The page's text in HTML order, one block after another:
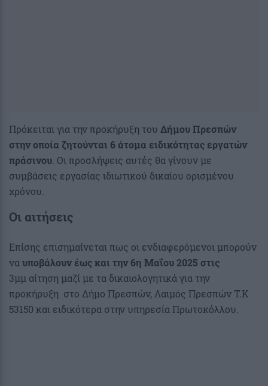
Πρόκειται για την προκήρυξη του Δήμου Πρεσπών
στην οποία ζητούνται 6 άτομα ειδικότητας εργατών
πράσινου. Οι προσλήψεις αυτές θα γίνουν με
συμβάσεις εργασίας ιδιωτικού δικαίου ορισμένου
χρόνου.
Οι αιτήσεις
Επίσης επισημαίνεται πως οι ενδιαφερόμενοι μπορούν
να υποβάλουν έως και την 6η Μαΐου 2025 στις
3μμ αίτηση μαζί με τα δικαιολογητικά για την
προκήρυξη στο Δήμο Πρεσπών, Λαιμός Πρεσπών Τ.Κ
53150 και ειδικότερα στην υπηρεσία Πρωτοκόλλου.